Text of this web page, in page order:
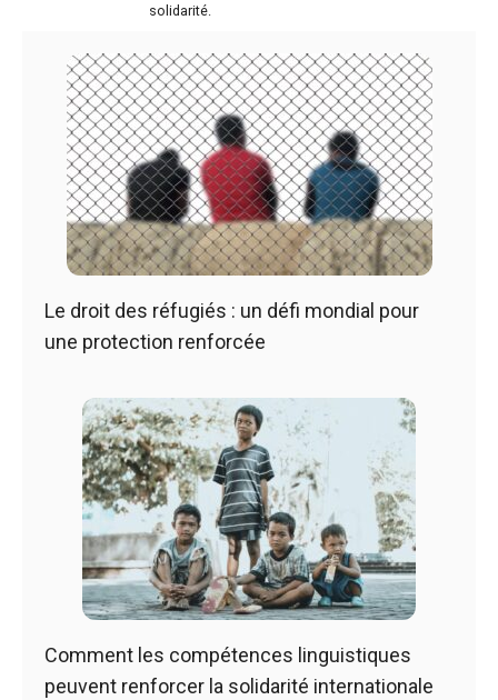
solidarité.
Le droit des réfugiés : un défi mondial pour
une protection renforcée
Comment les compétences linguistiques
peuvent renforcer la solidarité internationale